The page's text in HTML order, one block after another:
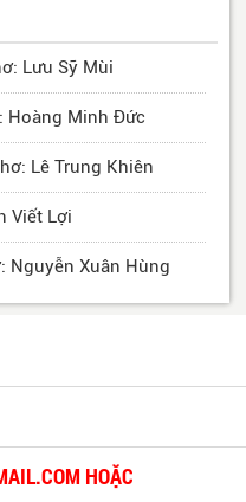
Lưu Sỹ Mùi
Hoàng Minh Đức
Lê Trung Khiên
Viết Lợi
Nguyễn Xuân Hùng
HOẶC